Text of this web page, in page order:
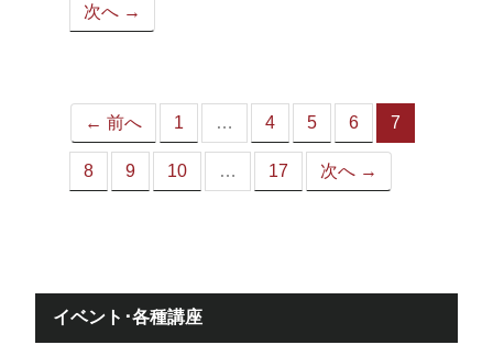
次へ →
← 前へ 1 … 4 5 6 7
8 9 10 … 17 次へ →
イベント･各種講座